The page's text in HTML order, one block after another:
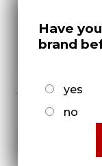
Have
brand
yes
no